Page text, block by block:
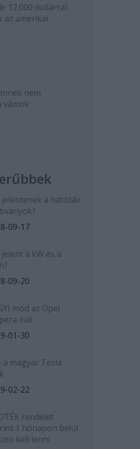
12.000 dollárral
az amerikai
nem
vámok
jelentenek a hatótáv
09-17
jelent a kW és a
09-20
mód az Opel
nál
01-30
a magyar Tesla
02-22
rendelet
1 hónapon belül
kell lenni